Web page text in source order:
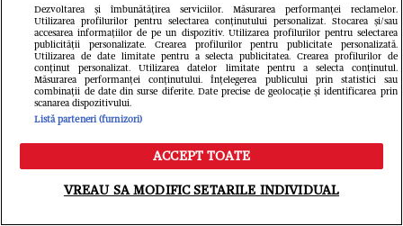
Povestea tânărului cu deficiență de
Meniu Caută
Dezvoltarea și îmbunătățirea serviciilor. Măsurarea performanței reclamelor.
Utilizarea profilurilor pentru selectarea conținutului personalizat. Stocarea și/sau
accesarea informațiilor de pe un dispozitiv. Utilizarea profilurilor pentru selectarea
publicității personalizate. Crearea profilurilor pentru publicitate personalizată.
Utilizarea de date limitate pentru a selecta publicitatea. Crearea profilurilor de
conținut personalizat. Utilizarea datelor limitate pentru a selecta conținutul.
Măsurarea performanței conținutului. Înțelegerea publicului prin statistici sau
combinații de date din surse diferite. Date precise de geolocație și identificarea prin
scanarea dispozitivului.
Listă parteneri (furnizori)
ACCEPT TOATE
VREAU SA MODIFIC SETARILE INDIVIDUAL